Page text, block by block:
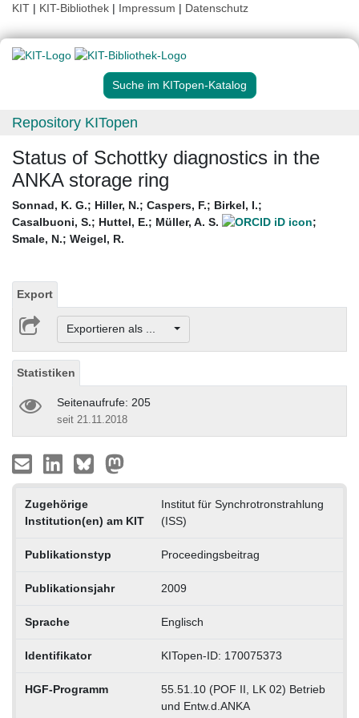
KIT | KIT-Bibliothek | Impressum | Datenschutz
Suche im KITopen-Katalog
Repository KITopen
Status of Schottky diagnostics in the
ANKA storage ring
Sonnad, K. G.; Hiller, N.; Caspers, F.; Birkel, I.;
Casalbuoni, S.; Huttel, E.; Müller, A. S.
;
Smale, N.; Weigel, R.
Export
Exportieren als ...
Statistiken
Seitenaufrufe: 205
seit 21.11.2018
Zugehörige
Institution(en) am KIT
Institut für Synchrotronstrahlung
(ISS)
Publikationstyp Proceedingsbeitrag
Publikationsjahr 2009
Sprache Englisch
Identifikator KITopen-ID: 170075373
HGF-Programm
55.51.10 (POF II, LK 02) Betrieb
und Entw.d.ANKA